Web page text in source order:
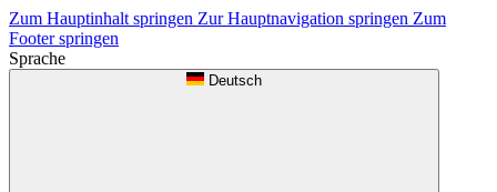
Zum Hauptinhalt springen Zur Hauptnavigation springen Zum
Footer springen
Sprache
Deutsch